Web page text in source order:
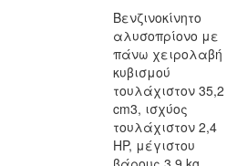
Βενζινοκίνητο
αλυσοπρίονο με
πάνω χειρολαβή
κυβισμού
τουλάχιστον 35,2
cm3, ισχύος
τουλάχιστον 2,4
HP, μέγιστου